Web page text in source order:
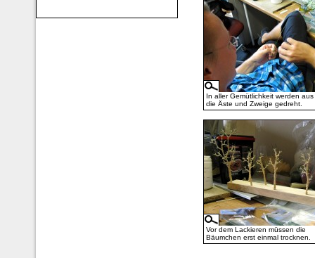
In aller Gemütlichkeit werden aus
die Äste und Zweige gedreht.
Vor dem Lackieren müssen die
Bäumchen erst einmal trocknen.